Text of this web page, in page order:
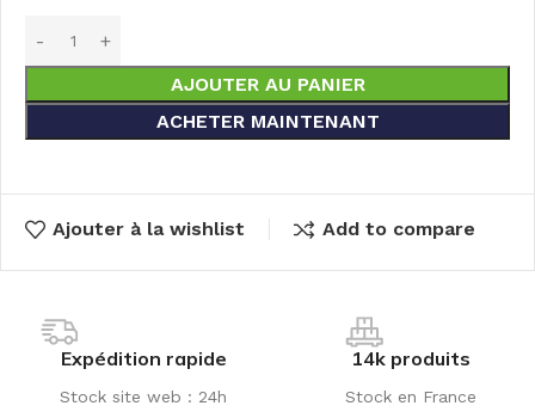
AJOUTER AU PANIER
ACHETER MAINTENANT
Ajouter à la wishlist Add to compare
Expédition rapide
Stock site web : 24h
14k produits
Stock en France